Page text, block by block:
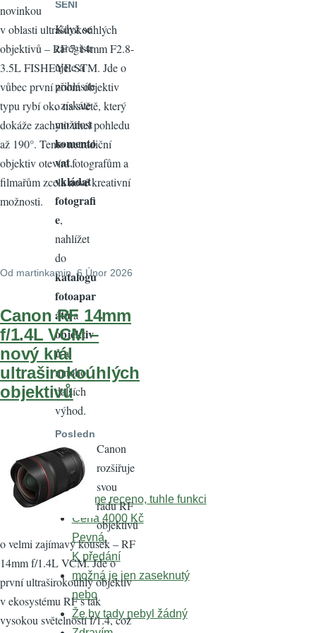
novinkou
v oblasti ultraširokoúhlých
objektivů – RF 7-14mm F2.8-
3.5L FISHEYE STM. Jde o
vůbec první zoom objektiv
typu rybí oko na světě, který
dokáže zachytit úhel pohledu
až 190°. Tento netradiční
objektiv otevírá fotografům a
filmařům zcela nové kreativní
možnosti.
Od martinkamin , 6 Únor 2026
Canon RF 14mm
f/1.4L VCM –
nový král
ultraširokoúhlých
objektivů
Canon
rozšiřuje
svou
řadu RF
objektivů
o velmi zajímavý kousek – RF
14mm f/1.4L VCM. Jde o
první ultraširokoúhlý objektiv
v ekosystému RF s tak
vysokou světelností f/1.4, což
ŠENI
Když se
zaregistr
ujete a
přihlásíte
, získáte
možnost
komento
vat,
vkládat
fotografi
e,
nahlížet
do
katalogu
fotoapar
átůa
objektiv
ůa
mnoho
dalších
výhod.
Posledn
í
koment
áře
uprime receno, tuhle funkci
Cena 4000 Kč
Pevná.
K předání
možná je jen zaseknutý
nebo
Že by tady nebyl žádný